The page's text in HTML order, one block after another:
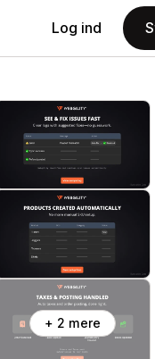
Log ind
+ 2 mere